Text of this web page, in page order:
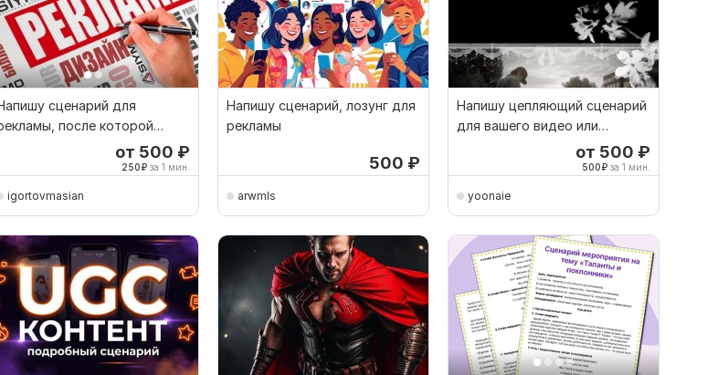
сценарий для
после которой
от 500 ₽
250₽ за 1 мин.
igortovmasian
Напишу сценарий, лозунг для
рекламы
500 ₽
arwmls
Напишу цепляющий сценарий
для вашего видео или
от 500 ₽
500₽ за 1 мин.
yoonaie